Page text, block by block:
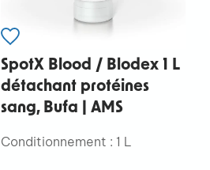
SpotX Blood / Blodex 1 L
détachant protéines
sang, Bufa | AMS
Conditionnement : 1 L